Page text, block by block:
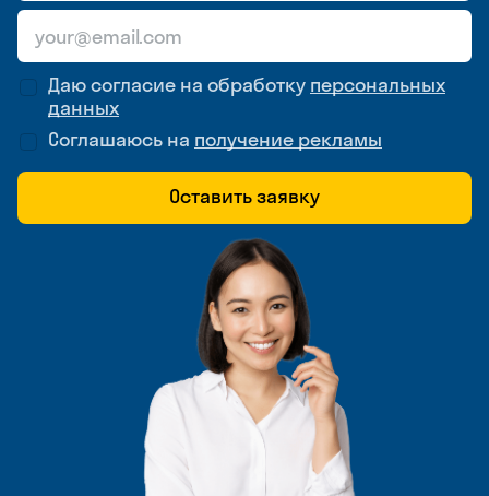
Даю согласие на обработку персональных
данных
Соглашаюсь на получение рекламы
Оставить заявку